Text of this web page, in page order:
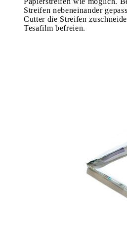
Streifen nebeneinander
Cutter die Streifen
Tesafilm befreien.